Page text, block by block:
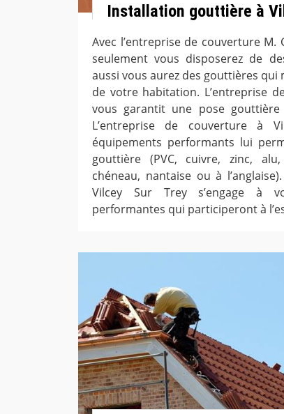
Installation gouttière à
Avec l’entreprise de couverture M.
seulement vous disposerez de
aussi vous aurez des gouttières
de votre habitation. L’entreprise
vous garantit une pose
L’entreprise de couverture à
équipements performants lui
gouttière (PVC, cuivre, zinc,
chéneau, nantaise ou à
Vilcey Sur Trey s’engage à
performantes qui participeront à